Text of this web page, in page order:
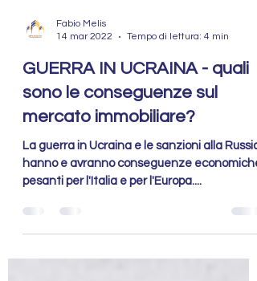
Fabio Melis
14 mar 2022
Tempo di lettura: 4 min
GUERRA IN UCRAINA - quali
sono le conseguenze sul
mercato immobiliare?
La guerra in Ucraina e le sanzioni alla Russia
hanno e avranno conseguenze economiche